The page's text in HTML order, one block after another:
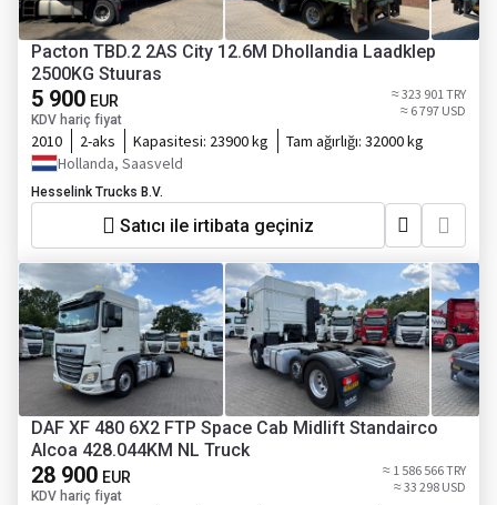
Pacton TBD.2 2AS City 12.6M Dhollandia Laadklep
2500KG Stuuras
5 900 EUR
KDV hariç fiyat
≈ 323 901 TRY
≈ 6 797 USD
2010 2-aks Kapasitesi: 23900 kg Tam ağırlığı: 32000 kg
Hollanda, Saasveld
Hesselink Trucks B.V.
Satıcı ile irtibata geçiniz
DAF XF 480 6X2 FTP Space Cab Midlift Standairco
Alcoa 428.044KM NL Truck
28 900 EUR
KDV hariç fiyat
≈ 1 586 566 TRY
≈ 33 298 USD